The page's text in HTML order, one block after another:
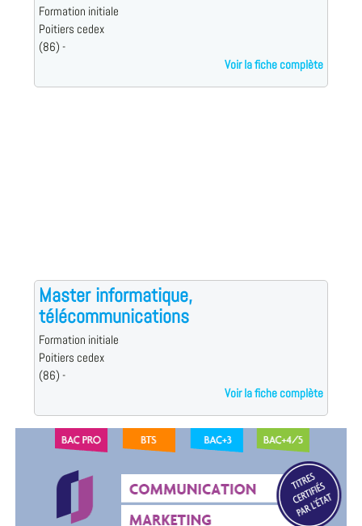
Formation initiale
Poitiers cedex
(86) -
Voir la fiche complète
Master informatique,
télécommunications
Formation initiale
Poitiers cedex
(86) -
Voir la fiche complète